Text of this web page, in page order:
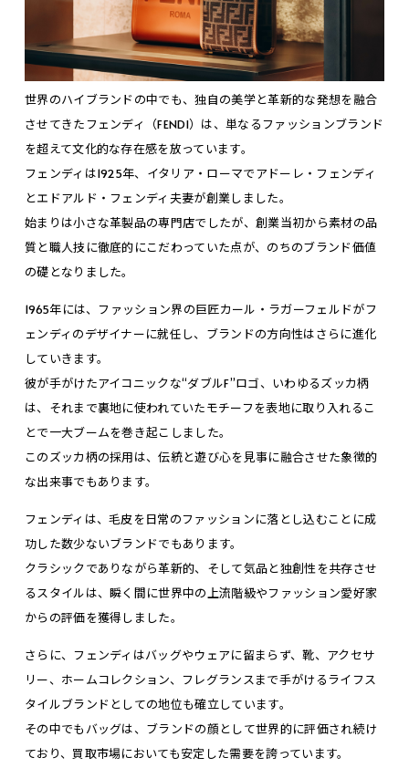
世界のハイブランドの中でも、独自の美学と革新的な発想を融合
させてきたフェンディ（FENDI）は、単なるファッションブランド
を超えて文化的な存在感を放っています。
フェンディは1925年、イタリア・ローマでアドーレ・フェンディ
とエドアルド・フェンディ夫妻が創業しました。
始まりは小さな革製品の専門店でしたが、創業当初から素材の品
質と職人技に徹底的にこだわっていた点が、のちのブランド価値
の礎となりました。
1965年には、ファッション界の巨匠カール・ラガーフェルドがフ
ェンディのデザイナーに就任し、ブランドの方向性はさらに進化
していきます。
彼が手がけたアイコニックな“ダブルF”ロゴ、いわゆるズッカ柄
は、それまで裏地に使われていたモチーフを表地に取り入れるこ
とで一大ブームを巻き起こしました。
このズッカ柄の採用は、伝統と遊び心を見事に融合させた象徴的
な出来事でもあります。
フェンディは、毛皮を日常のファッションに落とし込むことに成
功した数少ないブランドでもあります。
クラシックでありながら革新的、そして気品と独創性を共存させ
るスタイルは、瞬く間に世界中の上流階級やファッション愛好家
からの評価を獲得しました。
さらに、フェンディはバッグやウェアに留まらず、靴、アクセサ
リー、ホームコレクション、フレグランスまで手がけるライフス
タイルブランドとしての地位も確立しています。
その中でもバッグは、ブランドの顔として世界的に評価され続け
ており、買取市場においても安定した需要を誇っています。